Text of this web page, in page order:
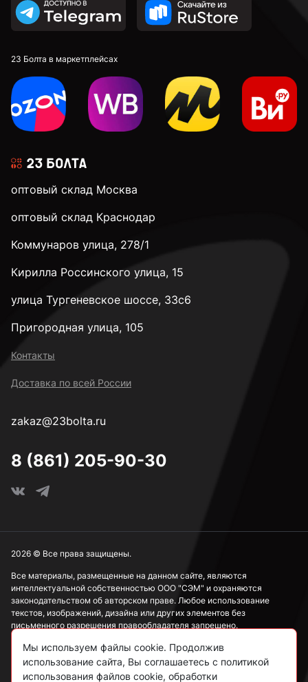
По дереву
С полной резьбой
3 мм
3,9 мм
4 мм
4,8 мм
5,5 мм
23 Болта в маркетплейсах
оптовый склад Москва
оптовый склад Краснодар
Коммунаров улица, 278/1
Кирилла Россинского улица, 15
улица Тургеневское шоссе, 33с6
Пригородная улица, 105
Контакты
Доставка по всей России
zakaz@23bolta.ru
8 (861) 205-90-30
Все материалы, размещенные на данном сайте, являются
интеллектуальной собственностью ООО "СЭМ" и охраняются
законодательством об авторском праве. Любое использование
текстов, изображений, дизайна или других элементов без
письменного разрешения правообладателя запрещено.
Информация, представленная на сайте, носит исключительно
ознакомительный характер и не может рассматриваться как
публичная оферта в соответствии со ст. 437 ГК РФ.
2026 © Все права защищены.
Мы используем файлы cookie. Продолжив
использование сайта, Вы соглашаетесь с политикой
использования файлов cookie, обработки